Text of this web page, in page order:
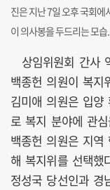
진은 지난 7일 오후 국회
이 의사봉을 두드리는 모
상임위원회 간사
백종헌 의원이 복지
김미애 의원은 입
로 복지 분야에 관
백종헌 의원은 지역
해 복지위를 선택했
정성국 당선인과 경